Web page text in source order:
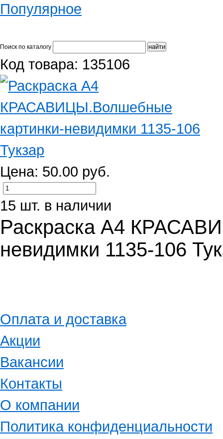
Популярное
Поиск по каталогу
Код товара: 135106
Цена: 50.00 руб.
15 шт. в наличии
Раскраска А4
невидимки 1135-106
Оплата и доставка
Акции
Вакансии
Контакты
О компании
Политика конфиденциальности